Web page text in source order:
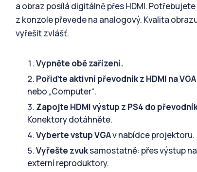
a obraz posílá digitálně přes HDMI.
z konzole převede na analogový. Kvalita
vyřešit zvlášť.
Vypněte obě zařízení.
Pořiďte aktivní převodník z HDMI na VGA
nebo „Computer“.
Zapojte HDMI výstup z PS4 do
Konektory dotáhněte.
Vyberte vstup VGAv nabídce projektoru.
Vyřešte zvuksamostatně: přes výstup
externí reproduktory.